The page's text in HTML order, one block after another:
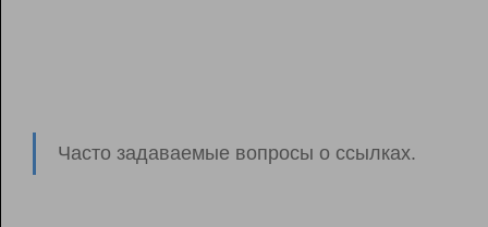
Часто задаваемые вопросы о ссылках.